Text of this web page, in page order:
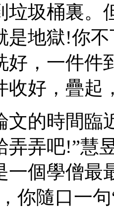
垃圾桶裏。
是地獄!你
好，一件件
收好，疊起
時間臨
弄弄吧!”慧
一個學僧最
你隨口一